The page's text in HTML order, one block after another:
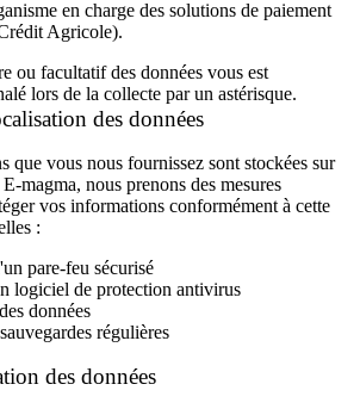
en charge des solutions de paiement
Agricole).
ou facultatif des données vous est
lors de la collecte par un astérisque.
des données
que vous nous fournissez sont stockées sur
magma, nous prenons des mesures
vos informations conformément à cette
:
pare-feu sécurisé
logiciel de protection antivirus
données
régulières
des données